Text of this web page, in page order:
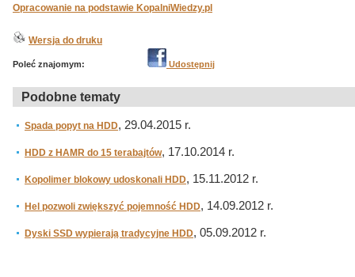
Opracowanie na podstawie KopalniWiedzy.pl
Wersja do druku
Poleć znajomym: Udostępnij
Podobne tematy
Spada popyt na HDD, 29.04.2015 r.
HDD z HAMR do 15 terabajtów, 17.10.2014 r.
Kopolimer blokowy udoskonali HDD, 15.11.2012 r.
Hel pozwoli zwiększyć pojemność HDD, 14.09.2012 r.
Dyski SSD wypierają tradycyjne HDD, 05.09.2012 r.